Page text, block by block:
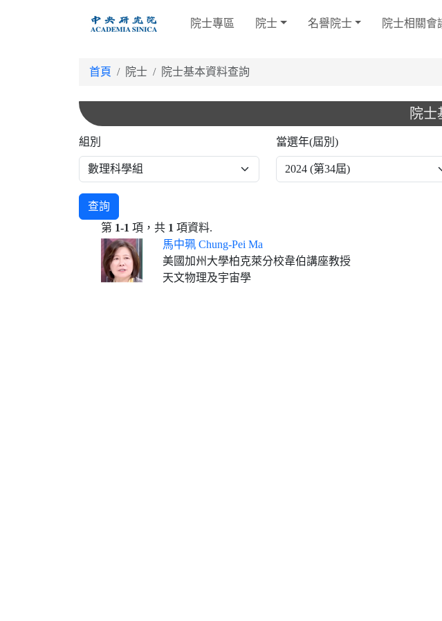
院士專區 院士 名譽院士 院士相關會
首頁 院士 院士基本資料查詢
院士
組別 當選年(屆別)
查詢
第 1-1 項，共 1 項資料.
馬中珮 Chung-Pei Ma
美國加州大學柏克萊分校韋伯講座教授
天文物理及宇宙學